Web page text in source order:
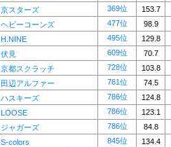
京スターズ 369位
153.7
ヘビーコーンズ 477位
98.9
H.NINE 495位
129.8
伏見 609位
70.7
京都スクラッチ 728位
103.8
田辺アルファー 761位
74.5
ハスキーズ 786位
124.8
LOOSE 786位
123.1
ジャガーズ 786位
84.8
S-colors 845位
134.4